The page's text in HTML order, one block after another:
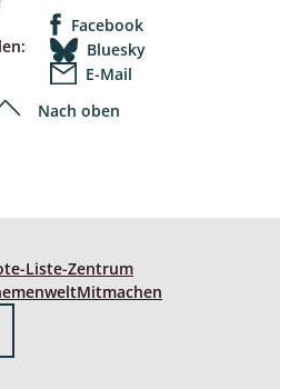
Facebook
Bluesky
E-Mail
Nach oben
Liste-Zentrum
Mitmachen